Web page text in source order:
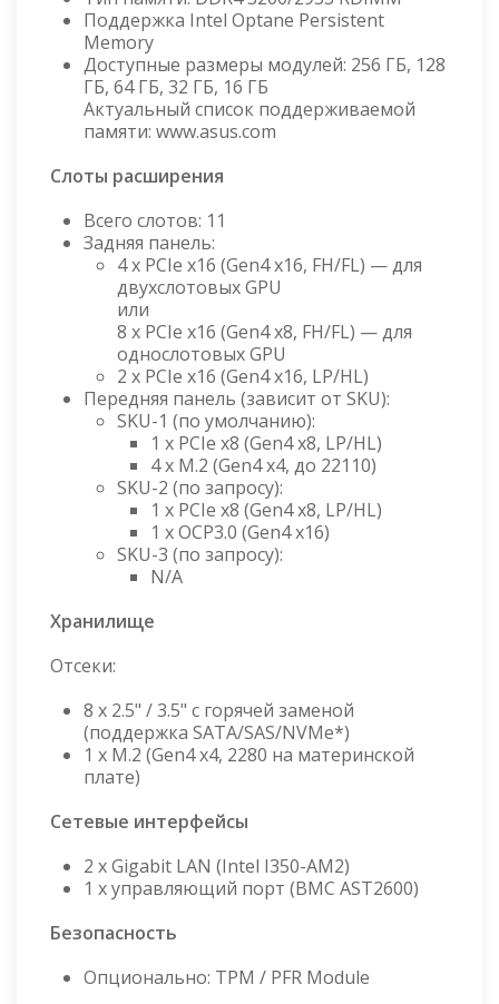
Поддержка Intel Optane Persistent
Memory
Доступные размеры модулей: 256 ГБ, 128
ГБ, 64 ГБ, 32 ГБ, 16 ГБ
Актуальный список поддерживаемой
памяти: www.asus.com
Слоты расширения
Всего слотов: 11
Задняя панель:
4 x PCIe x16 (Gen4 x16, FH/FL) — для
двухслотовых GPU
или
8 x PCIe x16 (Gen4 x8, FH/FL) — для
однослотовых GPU
2 x PCIe x16 (Gen4 x16, LP/HL)
Передняя панель (зависит от SKU):
SKU-1 (по умолчанию):
1 x PCIe x8 (Gen4 x8, LP/HL)
4 x M.2 (Gen4 x4, до 22110)
SKU-2 (по запросу):
1 x PCIe x8 (Gen4 x8, LP/HL)
1 x OCP3.0 (Gen4 x16)
SKU-3 (по запросу):
N/A
Хранилище
Отсеки:
8 x 2.5" / 3.5" с горячей заменой
(поддержка SATA/SAS/NVMe*)
1 x M.2 (Gen4 x4, 2280 на материнской
плате)
Сетевые интерфейсы
2 x Gigabit LAN (Intel I350-AM2)
1 x управляющий порт (BMC AST2600)
Безопасность
Опционально: TPM / PFR Module